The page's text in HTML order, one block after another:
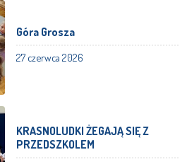
Góra Grosza
27 czerwca 2026
KRASNOLUDKI ŻEGAJĄ SIĘ Z
PRZEDSZKOLEM